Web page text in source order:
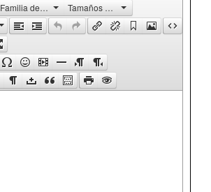
Familia de fuentesTamaños de fuente